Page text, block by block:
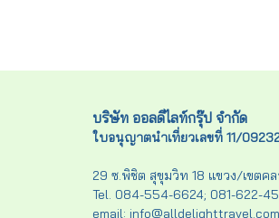
บริษัท ออลดีไลท์กรุ๊ป จำกัด
ใบอนุญาตนำเที่ยวเลขที่ 11/
29 ซ.พิชิต สุขุมวิท 18 แขวง/เขตคล
Tel. 084-554-6624; 081-622-
email: